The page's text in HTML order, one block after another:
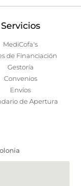
Servicios
MediCofa's
de Financiación
Gestoría
Convenios
Envíos
de Apertura